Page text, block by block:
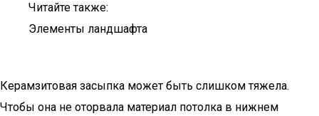
Читайте также:
Элементы ландшафта
Керамзитовая засыпка может быть слишком тяжела.
Чтобы она не оторвала материал потолка в нижнем